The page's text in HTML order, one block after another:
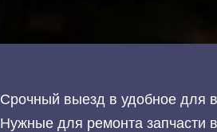
Срочный выезд в удобное для
Нужные для ремонта запчасти